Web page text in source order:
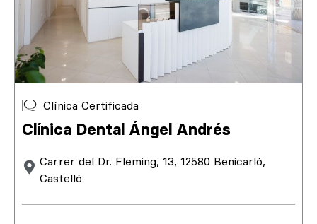
Clínica Certificada
Clínica Dental Ángel Andrés
Carrer del Dr. Fleming, 13, 12580 Benicarló,
Castelló